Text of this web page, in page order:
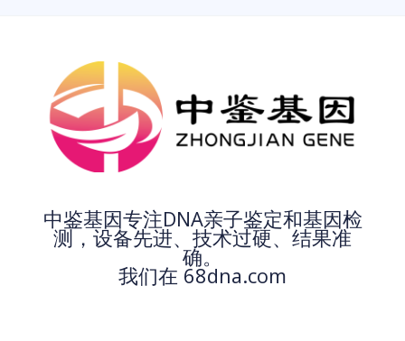
中鉴基因专注DNA亲子鉴定和基因检
测，设备先进、技术过硬、结果准
确。
我们在 68dna.com